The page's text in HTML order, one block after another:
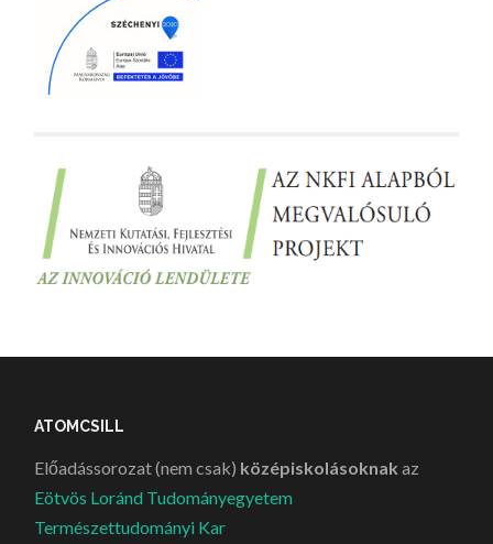
ATOMCSILL
Előadássorozat (nem csak) középiskolásoknak az
Eötvös Loránd Tudományegyetem
Természettudományi Kar